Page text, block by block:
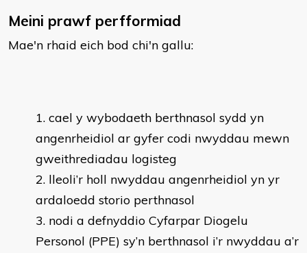
Meini prawf perfformiad
Mae'n rhaid eich bod chi'n gallu:
cael y wybodaeth berthnasol sydd yn
angenrheidiol ar gyfer codi nwyddau mewn
gweithrediadau logisteg
lleoli’r holl nwyddau angenrheidiol yn yr
ardaloedd storio perthnasol
nodi a defnyddio Cyfarpar Diogelu
Personol (PPE) sy’n berthnasol i’r nwyddau a’r